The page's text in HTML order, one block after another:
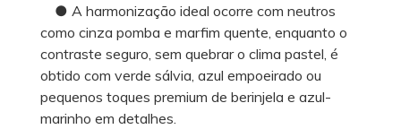
● A harmonização ideal ocorre com neutros
como cinza pomba e marfim quente, enquanto o
contraste seguro, sem quebrar o clima pastel, é
obtido com verde sálvia, azul empoeirado ou
pequenos toques premium de berinjela e azul-
marinho em detalhes.